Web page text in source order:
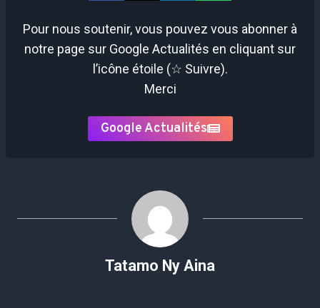
Pour nous soutenir, vous pouvez vous abonner à
notre page sur Google Actualités en cliquant sur
l’icône étoile (☆ Suivre).
Merci
Google Actualités
Tatamo Ny Aina